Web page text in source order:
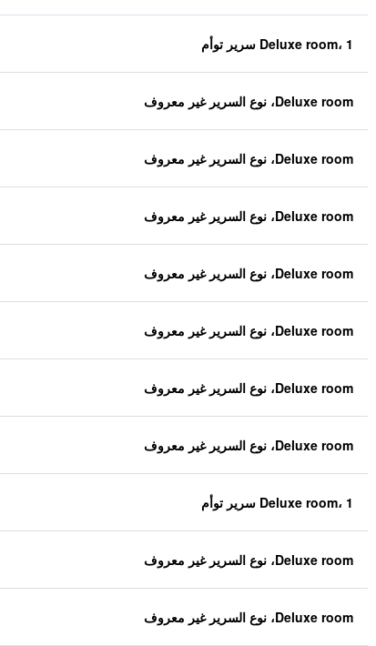
Deluxe room، 1 سرير توأم
Deluxe room، نوع السرير غير معروف
Deluxe room، نوع السرير غير معروف
Deluxe room، نوع السرير غير معروف
Deluxe room، نوع السرير غير معروف
Deluxe room، نوع السرير غير معروف
Deluxe room، نوع السرير غير معروف
Deluxe room، نوع السرير غير معروف
Deluxe room، 1 سرير توأم
Deluxe room، نوع السرير غير معروف
Deluxe room، نوع السرير غير معروف